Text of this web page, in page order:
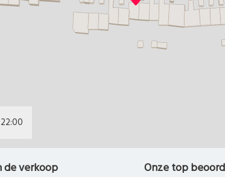
22:00
verkoop Onze top